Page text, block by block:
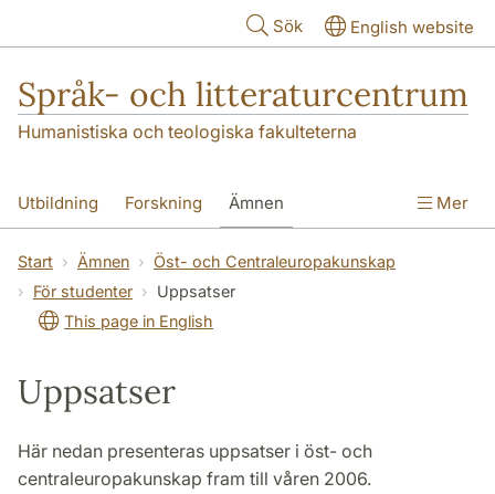
Sök English website
Språk- och litteraturcentrum
Humanistiska och teologiska fakulteterna
Utbildning Forskning Ämnen
SOL-husen Kontakt Institutionen
översättning till svenska
Mer
Start Ämnen
Öst- och Centraleuropakunskap
För studenter
Uppsatser
This page in English
Uppsatser
Här nedan presenteras uppsatser i öst- och
centraleuropakunskap fram till våren 2006.